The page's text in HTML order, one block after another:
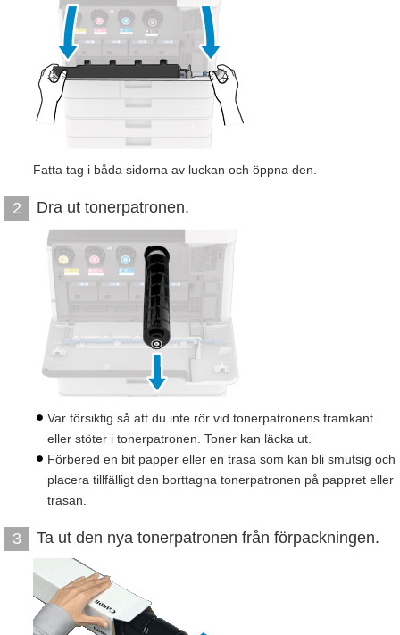
Fatta tag i båda sidorna av luckan och öppna den.
2 Dra ut tonerpatronen.
Var försiktig så att du inte rör vid tonerpatronens framkant
eller stöter i tonerpatronen. Toner kan läcka ut.
Förbered en bit papper eller en trasa som kan bli smutsig och
placera tillfälligt den borttagna tonerpatronen på pappret eller
trasan.
3 Ta ut den nya tonerpatronen från förpackningen.